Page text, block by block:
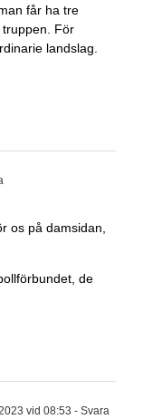
får ha tre
För
landslag.
os på damsidan,
de
vid 08:53 - Svara